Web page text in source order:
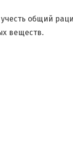
общий
веществ.